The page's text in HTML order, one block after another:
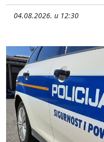
04.08.2026. u 12:30